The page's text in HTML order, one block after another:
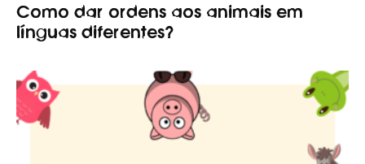
Como dar ordens aos animais em
línguas diferentes?